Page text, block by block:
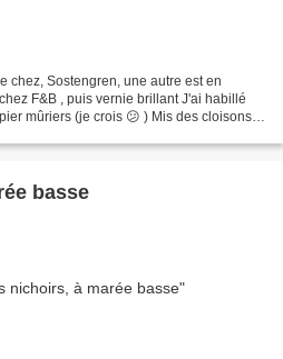
chez, Sostengren, une autre est en
F&B , puis vernie brillant J'ai habillé
mûriers (je crois 😕 ) Mis des cloisons,
basse